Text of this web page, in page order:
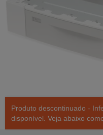
Produto descontinuado -
disponível. Veja abaixo